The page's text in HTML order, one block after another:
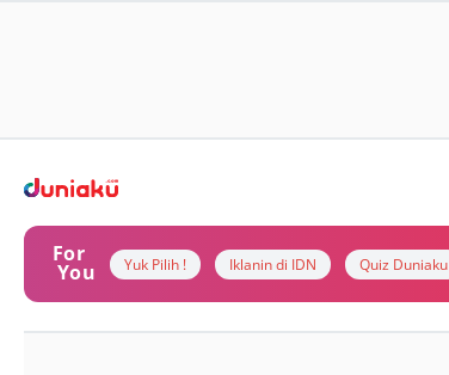
For
You Yuk Pilih ! Iklanin di IDN Quiz Duniaku